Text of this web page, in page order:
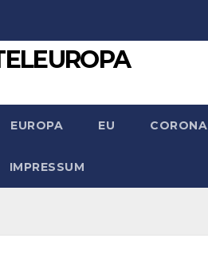
EUROPA EU CORONA
IMPRESSUM